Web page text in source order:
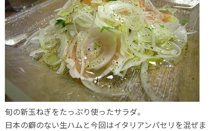
旬の新玉ねぎをたっぷり使ったサラダ。
日本の癖のない生ハムと今回はイタリアンパセリを混ぜま